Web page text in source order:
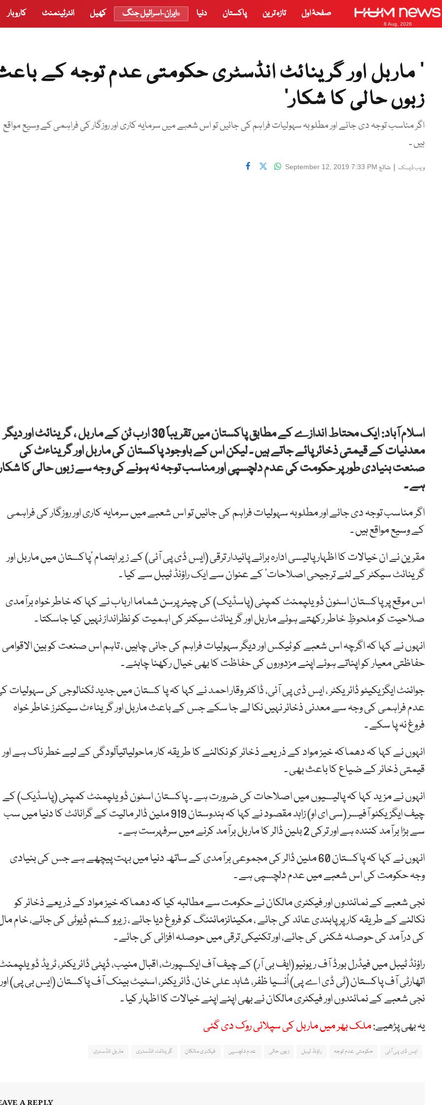
8 Aug, 2026
صفحۂ اول تازہ ترین پاکستان دنیا ایران-اسرائیل جنگ کھیل انٹرٹینمنٹ کاروبار
’ ماربل اور گرینائٹ انڈسٹری حکومتی عدم توجہ کے
زبوں حالی کا شکار’
اگر مناسب توجہ دی جائے اور مطلوبہ سہولیات فراہم کی جائیں تو اس شعبے میں سرمایہ کاری اور روزگار کی فراہمی کے وسیع مواقع
ہیں ۔
ویب ڈیسک | شائع September 12, 2019 7:33 PM
اسلام آباد: ایک محتاط اندازے کے مطابق پاکستان میں تقریباً 30 ارب ٹن کے ماربل ، گرینائٹ اور دیگر
معدنیات کے قیمتی ذخائر پائے جاتے ہیں ۔ لیکن اس کے باوجود پاکستان کی ماربل اور گریناءٹ کی
صنعت بنیادی طور پر حکومت کی عدم دلچسپی اور مناسب توجہ نہ ہونے کی وجہ سے زبوں حالی کا
ہے ۔
اگر مناسب توجہ دی جائے اور مطلوبہ سہولیات فراہم کی جائیں تو اس شعبے میں سرمایہ کاری اور روزگار کی فراہمی
کے وسیع مواقع ہیں ۔
مقرین نے ان خیالات کا اظہار پالیسی ادارہ برائے پائیدار ترقی (ایس ڈی پی آئی) کے زیر اہتمام ’پاکستان میں ماربل اور
گرینائٹ سیکٹر کے لئے ترجیحی اصلاحات‘ کے عنوان سے ایک راؤنڈ ٹیبل سے کیا ۔
اس موقع پر پاکستان اسٹون ڈویلپمنٹ کمپنی (پاسڈیک) کی چیئرپرسن شماما ارباب نے کہا کہ خاطر خواہ برآمدی
صلاحیت کو ملحوظِ خاطر رکھتے ہوئے ماربل اور گرینائٹ سیکٹر کی اہمیت کو نظرانداز نہیں کیا جاسکتا ۔
انہوں نے کہا کہ اگرچہ اس شعبے کو ٹیکس اور دیگر سہولیات فراہم کی جانی چاہیں ، تاہم اس صنعت کو بین الاقوامی
حفاظتی معیار کو اپناتے ہوئے اپنے مزدوروں کی حفاظت کا بھی خیال رکھنا چاہئے ۔
جوائنٹ ایگز یکیٹو ڈائریکٹر ، ایس ڈی پی آئی، ڈاکٹر وقار احمد نے کہا کہ پا کستان میں جدید ٹکنالوجی کی سہولیات
عدم فراہمی کی وجہ سے معدنی ذخائر نہیں نکا لے جا سکے جس کے باعث ماربل اور گریناءٹ سیکٹرز خاطر خواہ
فروغ نہ پا سکے ۔
انہوں نے کہا کہ دھماکہ خیز مواد کے ذریعے ذخائر کو نکالنے کا طریقہ کار ماحولیاتیآلودگی کے لیے خطر ناک ہے اور
قیمتی ذخائر کے ضیاع کا باعث بھی ۔
انہوں نے مزید کہا کہ پالیسیوں میں اصلاحات کی ضرورت ہے ۔ پاکستان اسٹون ڈویلپمنٹ کمپنی (پاسڈیک) کے
چیف ایگزیکٹو آفیسر (سی ای او) زاہد مقصود نے کہا کہ ہندوستان 919 ملین ڈالر مالیت کے گرانائٹ کا دنیا میں سب
سے بڑا برآمد کنندہ ہے اور ترکی 2 بلین ڈالر کا ماربل برآمد کرنے میں سرفہرست ہے ۔
انہوں نے کہا کہ پاکستان 60 ملین ڈالر کی مجموعی برآمدی کے ساتھ دنیا میں بہت پیچھے ہے جس کی بنیادی
وجہ حکومت کی اس شعبے میں عدم دلچسپی ہے ۔
نجی شعبے کے نمائندوں اور فیکٹری مالکان نے حکومت سے مطالبہ کیا کہ دھماکہ خیز مواد کے ذریعے ذخائر کو
نکالنے کے طریقہ کار پر پابندی عائد کی جائے ، مکینائزمائننگ کو فروغ دیا جائے ، زیرو کسٹم ڈیوٹی کی جائے، خام
کی درآمد کی حوصلہ شکنی کی جائے، اور تکنیکی ترقی میں حوصلہ افزائی کی جائے ۔
راؤنڈ ٹیبل میں فیڈرل بورڈ آف ریونیو (ایف بی آر) کے چیف آف ایکسپورٹ، اقبال منیب، ڈپٹی ڈائریکٹر، ٹریڈ
اتھارٹی آف پاکستان (ٹی ڈی اے پی) اُنسیا ظفر، شاہد علی خان، ڈائریکٹر، اسٹیٹ بینک آف پاکستان (ایس بی پی) اور
نجی شعبے کے نمائندوں اور فیکٹری مالکان نے بھی اپنے اپنے خیالات کا اظہار کیا ۔
یہ بھی پڑھیے:ملک بھر میں ماربل کی سپلائی روک دی گئی
ایس ڈی پی آئی حکومتی عدم توجہ راؤنڈ ٹیبل زبوں حالی عدم دلچسپی فیکٹری مالکان گرینائٹ انڈسٹری ماربل انڈسٹری